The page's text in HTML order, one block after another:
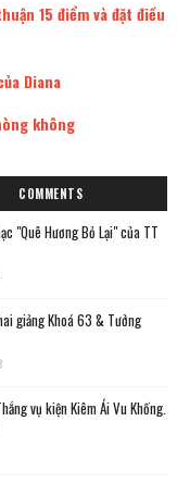
15 điểm và đặt điều
Diana
không
COMMENTS
"Quê Hương Bỏ Lại" của TT
giảng Khoá 63 & Tưởng
vụ kiện Kiêm Ái Vu Khống.